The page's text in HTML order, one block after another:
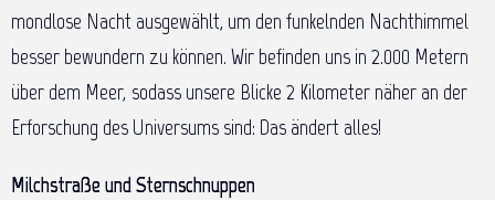
mondlose Nacht ausgewählt, um den funkelnden Nachthimmel
besser bewundern zu können. Wir befinden uns in 2.000 Metern
über dem Meer, sodass unsere Blicke 2 Kilometer näher an der
Erforschung des Universums sind: Das ändert alles!
Milchstraße und Sternschnuppen